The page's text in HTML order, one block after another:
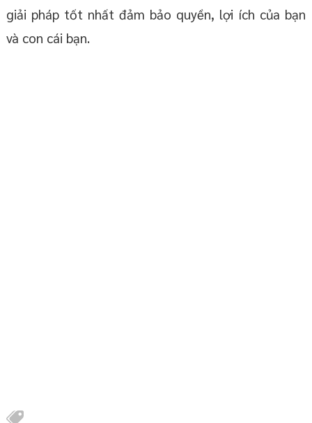
giải pháp tốt nhất đảm bảo quyền, lợi ích của bạn
và con cái bạn.